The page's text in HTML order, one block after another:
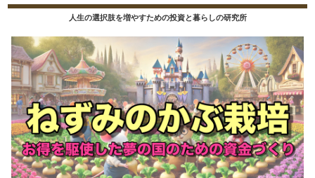
人生の選択肢を増やすための投資と暮らしの研究所